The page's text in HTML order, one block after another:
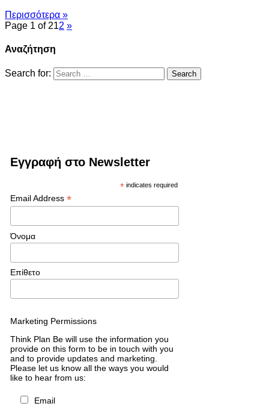
Περισσότερα »
Page 1 of 212 »
Αναζήτηση
Search for:
Εγγραφή στο Newsletter
* indicates required
Email Address *
Όνομα
Επίθετο
Marketing Permissions
Think Plan Be will use the information you
provide on this form to be in touch with you
and to provide updates and marketing.
Please let us know all the ways you would
like to hear from us:
Email